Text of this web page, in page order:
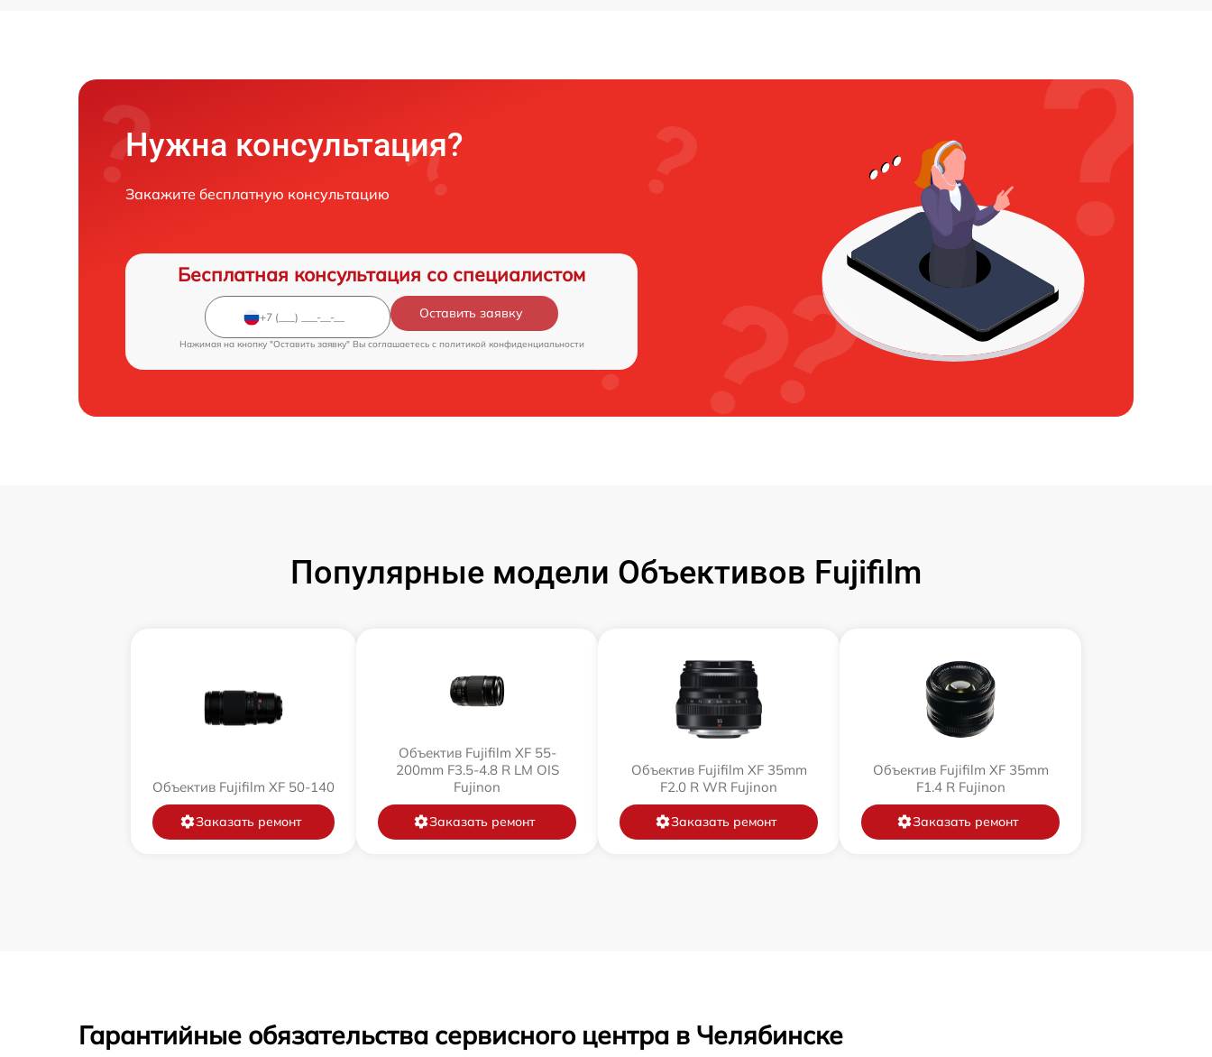
Нужна консультация?
Закажите бесплатную консультацию
Бесплатная консультация со специалистом
Оставить заявку
Нажимая на кнопку "Оставить заявку" Вы соглашаетесь c политикой конфиденциальности
Популярные модели Объективов Fujifilm
Объектив Fujifilm XF 50-140
Заказать ремонт
Объектив Fujifilm XF 55-
200mm F3.5-4.8 R LM OIS
Fujinon
Заказать ремонт
Объектив Fujifilm XF 35mm
F2.0 R WR Fujinon
Заказать ремонт
Объектив Fujifilm XF 35mm
F1.4 R Fujinon
Заказать ремонт
Гарантийные обязательства сервисного центра в Челябинске